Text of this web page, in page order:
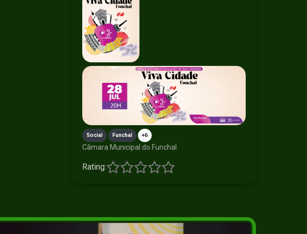
Social Funchal +6
Câmara Municipal do Funchal
Rating: